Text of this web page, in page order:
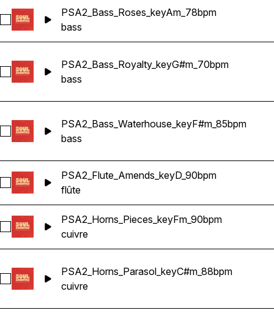
Sélectionnez PSA2_Bass_Roses_keyAm_78bpm
PSA2_Bass_Roses_keyAm_78bpm
bass
Sélectionnez PSA2_Bass_Royalty_keyG#m_70bpm
PSA2_Bass_Royalty_keyG#m_70bpm
bass
Sélectionnez PSA2_Bass_Waterhouse_keyF#m_85bpm
PSA2_Bass_Waterhouse_keyF#m_85bpm
bass
Sélectionnez PSA2_Flute_Amends_keyD_90bpm
PSA2_Flute_Amends_keyD_90bpm
flûte
Sélectionnez PSA2_Horns_Pieces_keyFm_90bpm
PSA2_Horns_Pieces_keyFm_90bpm
cuivre
Sélectionnez PSA2_Horns_Parasol_keyC#m_88bpm
PSA2_Horns_Parasol_keyC#m_88bpm
cuivre